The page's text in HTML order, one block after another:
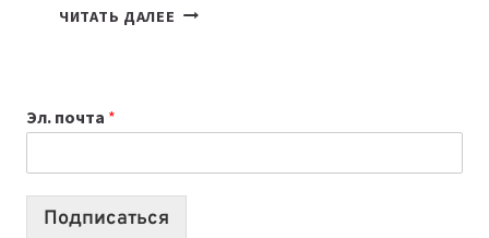
ЧИТАТЬ ДАЛЕЕ КАКОЙ
2026:
10
Эл. почта *
Подписаться